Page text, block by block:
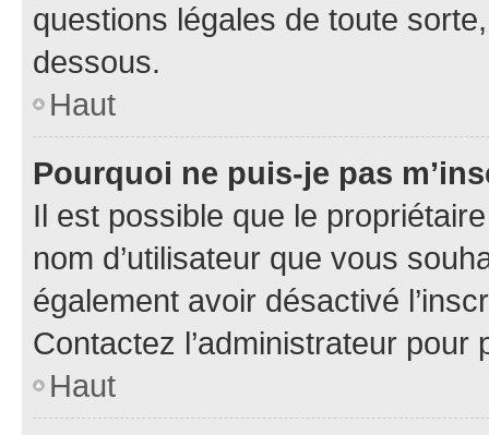
questions légales de toute
dessous.
Haut
Pourquoi ne puis-je pas
Il est possible que le
nom d’utilisateur que vous
également avoir désactivé
Contactez l’administrateur
Haut